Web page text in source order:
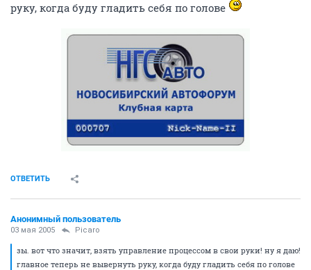
руку, когда буду гладить себя по голове
ОТВЕТИТЬ
Анонимный пользователь
03 мая 2005 Picaro
зы. вот что значит, взять управление процессом в свои руки! ну я даю!
главное теперь не вывернуть руку, когда буду гладить себя по голове